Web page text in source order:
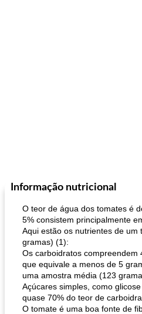
Informação nutricional
O teor de água dos tomates é
5% consistem principalmente
Aqui estão os nutrientes de
gramas) (1):
Os carboidratos compreendem
que equivale a menos de 5
uma amostra média (123
Açúcares simples, como
quase 70% do teor de
O tomate é uma boa fonte de